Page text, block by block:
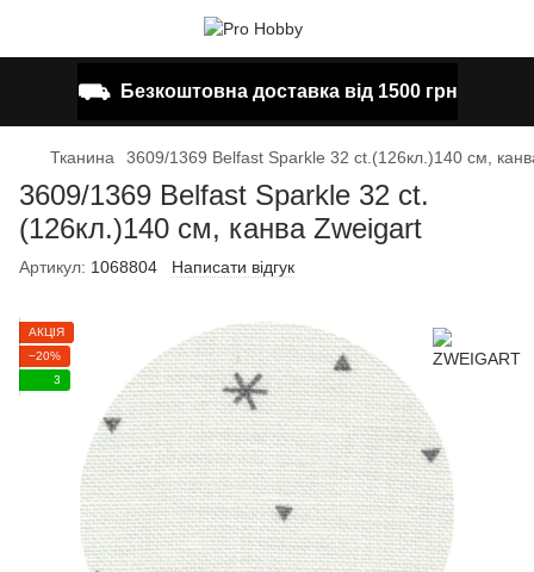
⛟ Безкоштовна доставка від 1500 грн
Тканина 3609/1369 Belfast Sparkle 32 ct.(126кл.)140 см,
3609/1369 Belfast Sparkle 32 ct.
(126кл.)140 см, канва Zweigart
Артикул: 1068804 Написати відгук
АКЦІЯ
−20%
3